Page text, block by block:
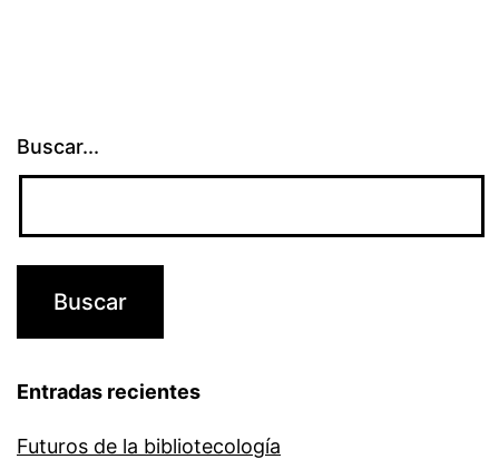
Buscar...
Entradas recientes
Futuros de la bibliotecología